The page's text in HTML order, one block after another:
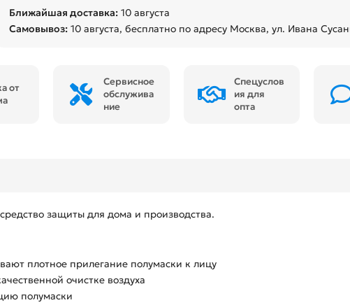
Ближайшая доставка: 10 августа
Самовывоз: 10 августа, бесплатно по адресу Москва, ул. Ивана
от
Сервисное
обслужива
ние
Спецуслов
ия для
опта
защиты для дома и производства.
плотное прилегание полумаски к лицу
очистке воздуха
полумаски